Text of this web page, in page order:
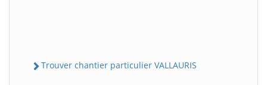
Trouver chantier particulier VALLAURIS